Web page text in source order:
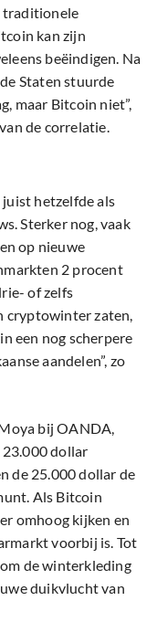
traditionele
kan zijn
beëindigen. Na
Staten stuurde
maar Bitcoin niet”,
de correlatie.
hetzelfde als
Sterker nog, vaak
op nieuwe
2 procent
of zelfs
cryptowinter zaten,
een nog scherpere
aandelen”, zo
bij OANDA,
dollar
de 25.000 dollar de
Als Bitcoin
omhoog kijken en
voorbij is. Tot
de winterkleding
duikvlucht van